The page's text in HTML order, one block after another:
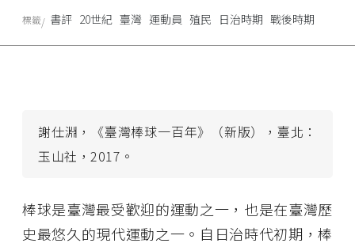
謝仕淵，《臺灣棒球一百年》（新版），臺北：
玉山社，2017。
棒球是臺灣最受歡迎的運動之一，也是在臺灣歷
史最悠久的現代運動之一。自日治時代初期，棒
標籤 書評 20世紀 臺灣 運動員 殖民 日治時期 戰後時期